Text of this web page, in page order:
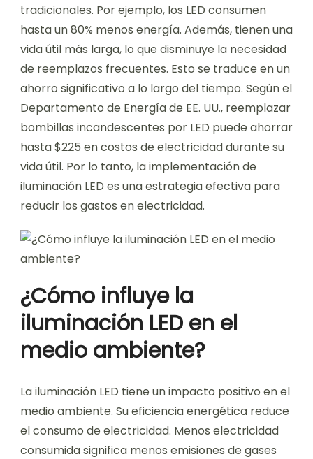
tradicionales. Por ejemplo, los LED consumen
hasta un 80% menos energía. Además, tienen una
vida útil más larga, lo que disminuye la necesidad
de reemplazos frecuentes. Esto se traduce en un
ahorro significativo a lo largo del tiempo. Según el
Departamento de Energía de EE. UU., reemplazar
bombillas incandescentes por LED puede ahorrar
hasta $225 en costos de electricidad durante su
vida útil. Por lo tanto, la implementación de
iluminación LED es una estrategia efectiva para
reducir los gastos en electricidad.
¿Cómo influye la
iluminación LED en el
medio ambiente?
La iluminación LED tiene un impacto positivo en el
medio ambiente. Su eficiencia energética reduce
el consumo de electricidad. Menos electricidad
consumida significa menos emisiones de gases